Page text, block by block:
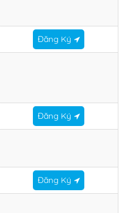
Đăng Ký
Đăng Ký
Đăng Ký